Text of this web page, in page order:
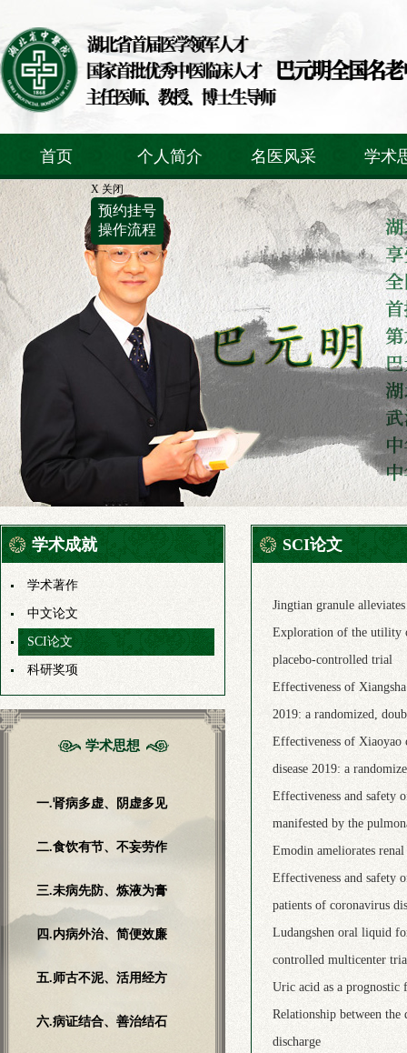
首页 个人简介 名医风采 学术
学术成就
学术著作
中文论文
SCI论文
科研奖项
学术思想
一.肾病多虚、阴虚多见
二.食饮有节、不妄劳作
三.未病先防、炼液为膏
四.内病外治、简便效廉
五.师古不泥、活用经方
六.病证结合、善治结石
SCI论文
Jingtian granule
Exploration of the utility
placebo-controlled trial
Effectiveness of
2019: a randomized,
Effectiveness of Xiaoyao
disease 2019: a
Effectiveness and safety
manifested by the
Emodin ameliorates
Effectiveness and safety
patients of coronavirus
Ludangshen oral liquid
controlled multicenter
Uric acid as a
Relationship between
discharge
X 关闭
预约挂号
操作流程